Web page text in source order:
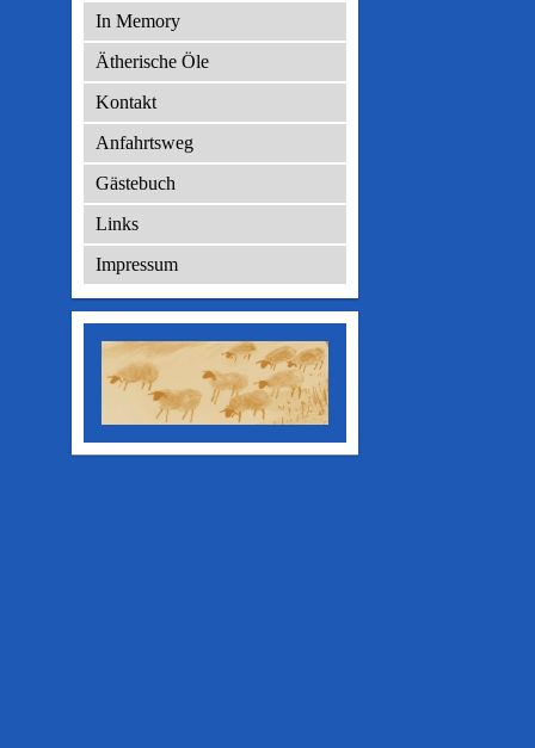
In Memory
Ätherische Öle
Kontakt
Anfahrtsweg
Gästebuch
Links
Impressum